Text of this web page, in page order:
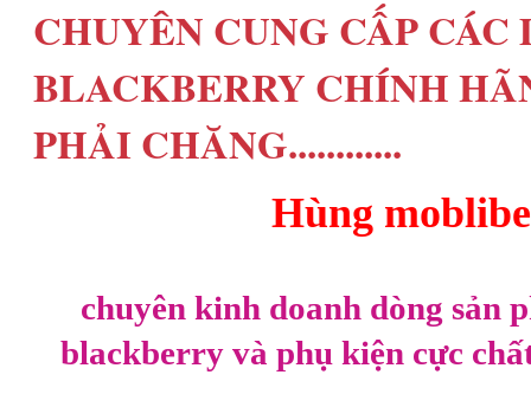
CHUYÊN CUNG CẤP CÁC
BLACKBERRY CHÍNH
PHẢI CHĂNG............
Hùng moblibe
chuyên kinh doanh dòng sản
blackberry và phụ kiện cực